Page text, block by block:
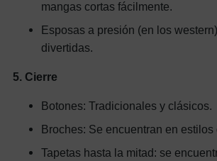
mangas cortas fácilmente.
Esposas a presión (en los
divertidas.
5. Cierre
Botones: Tradicionales y clásicos.
Broches: Se encuentran en
Tapetas hasta la mitad: se